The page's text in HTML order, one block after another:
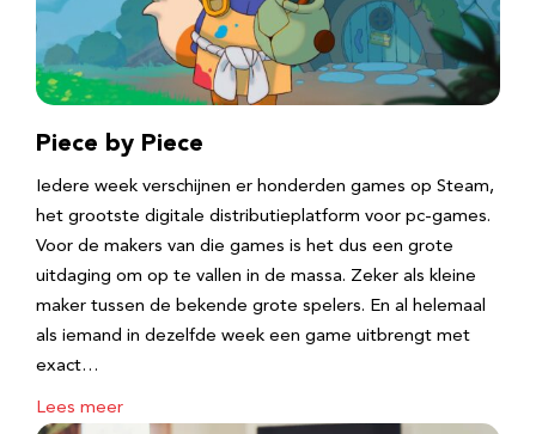
Piece by Piece
Iedere week verschijnen er honderden games op Steam,
het grootste digitale distributieplatform voor pc-games.
Voor de makers van die games is het dus een grote
uitdaging om op te vallen in de massa. Zeker als kleine
maker tussen de bekende grote spelers. En al helemaal
als iemand in dezelfde week een game uitbrengt met
exact…
Lees meer